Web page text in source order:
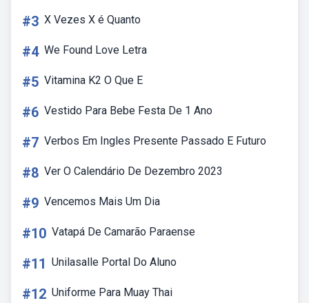
#3 X Vezes X é Quanto
#4 We Found Love Letra
#5 Vitamina K2 O Que E
#6 Vestido Para Bebe Festa De 1 Ano
#7 Verbos Em Ingles Presente Passado E Futuro
#8 Ver O Calendário De Dezembro 2023
#9 Vencemos Mais Um Dia
#10 Vatapá De Camarão Paraense
#11 Unilasalle Portal Do Aluno
#12 Uniforme Para Muay Thai